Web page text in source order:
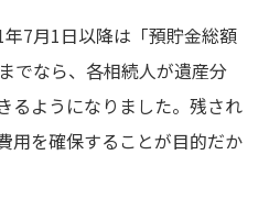
7月1日以降は「預貯金総額
でなら、各相続人が遺産分
るようになりました。残され
用を確保することが目的だか